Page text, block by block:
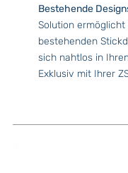
Bestehende
Solution
bestehenden
sich nahtlos in
Exklusiv mit Ihrer